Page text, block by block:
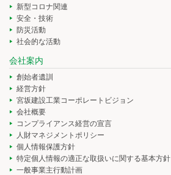
新型コロナ関連
安全・技術
防災活動
社会的な活動
会社案内
創始者遺訓
経営方針
宮坂建設工業コーポレートビジョン
会社概要
コンプライアンス経営の宣言
人財マネジメントポリシー
個人情報保護方針
特定個人情報の適正な取扱いに関する基本方針
一般事業主行動計画